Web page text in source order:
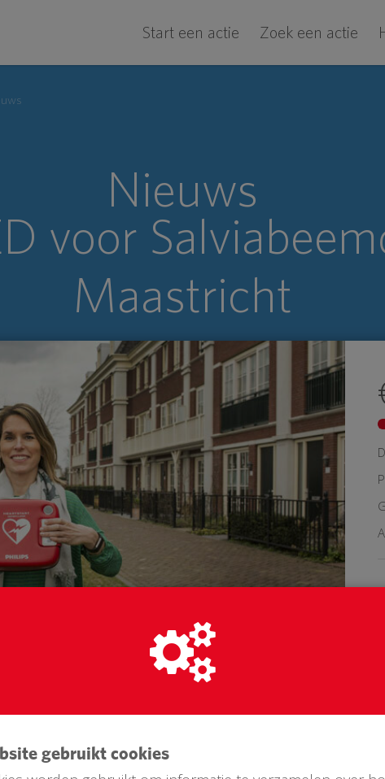
Start een actie Zoek een actie
Nieuws
voor
Maastricht
gebruikt cookies